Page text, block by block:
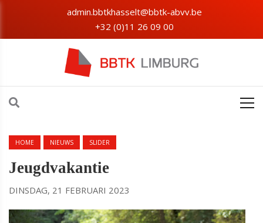
admin.bbtkhasselt@bbtk-abvv.be
+32 (0)11 26 09 00
HOME NIEUWS SLIDER
Jeugdvakantie
DINSDAG, 21 FEBRUARI 2023